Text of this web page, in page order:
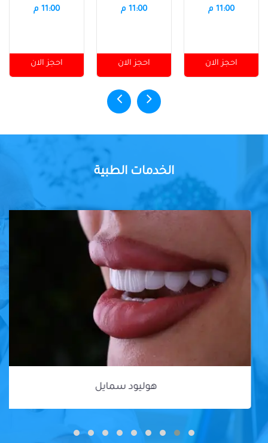
11:00 م
احجز الان
11:00 م
احجز الان
11:00 م
احجز الان
الخدمات الطبية
هوليود سمايل